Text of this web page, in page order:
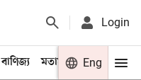
Login
বাণিজ্য মতামত খেলা
Eng